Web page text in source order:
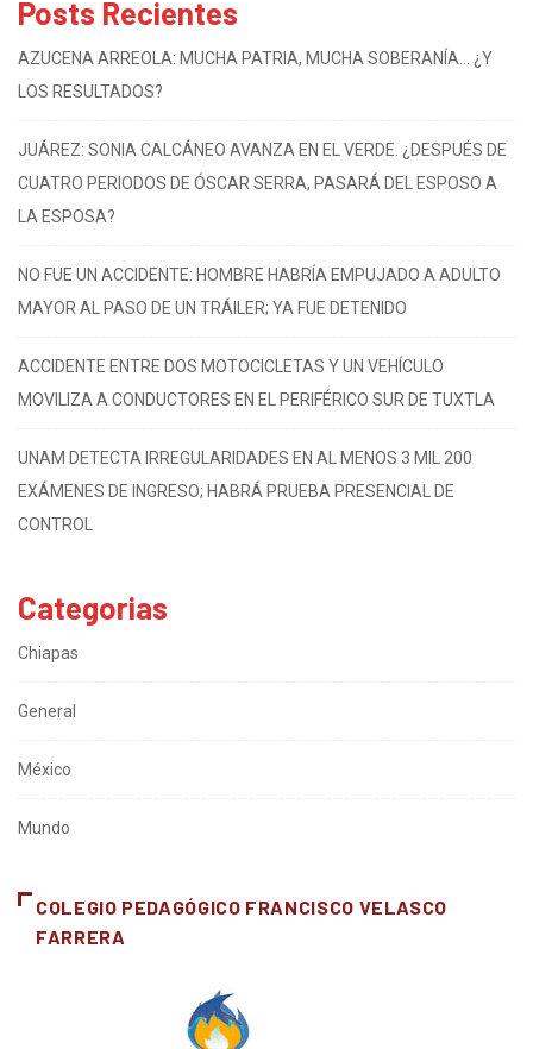
Posts Recientes
AZUCENA ARREOLA: MUCHA PATRIA, MUCHA SOBERANÍA… ¿Y
LOS RESULTADOS?
JUÁREZ: SONIA CALCÁNEO AVANZA EN EL VERDE. ¿DESPUÉS DE
CUATRO PERIODOS DE ÓSCAR SERRA, PASARÁ DEL ESPOSO A
LA ESPOSA?
NO FUE UN ACCIDENTE: HOMBRE HABRÍA EMPUJADO A ADULTO
MAYOR AL PASO DE UN TRÁILER; YA FUE DETENIDO
ACCIDENTE ENTRE DOS MOTOCICLETAS Y UN VEHÍCULO
MOVILIZA A CONDUCTORES EN EL PERIFÉRICO SUR DE TUXTLA
UNAM DETECTA IRREGULARIDADES EN AL MENOS 3 MIL 200
EXÁMENES DE INGRESO; HABRÁ PRUEBA PRESENCIAL DE
CONTROL
Categorias
Chiapas
General
México
Mundo
COLEGIO PEDAGÓGICO FRANCISCO VELASCO
FARRERA